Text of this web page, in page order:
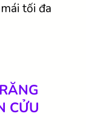
tối đa
CỬU